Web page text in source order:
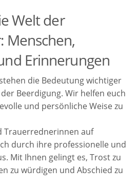
Welt der
Menschen,
Erinnerungen
die Bedeutung wichtiger
Beerdigung. Wir helfen euch
und persönliche Weise zu
Trauerrednerinnen auf
durch ihre professionelle und
Mit Ihnen gelingt es, Trost zu
zu würdigen und Abschied zu